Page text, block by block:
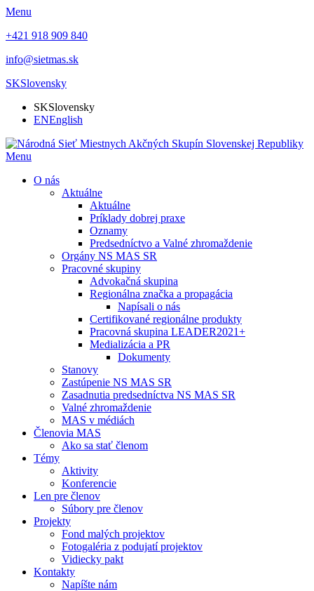
Menu
+421 918 909 840
info@sietmas.sk
SKSlovensky
SKSlovensky
ENEnglish
Menu
O nás
Aktuálne
Aktuálne
Príklady dobrej praxe
Oznamy
Predsedníctvo a Valné zhromaždenie
Orgány NS MAS SR
Pracovné skupiny
Advokačná skupina
Regionálna značka a propagácia
Napísali o nás
Certifikované regionálne produkty
Pracovná skupina LEADER2021+
Medializácia a PR
Dokumenty
Stanovy
Zastúpenie NS MAS SR
Zasadnutia predsedníctva NS MAS SR
Valné zhromaždenie
MAS v médiách
Členovia MAS
Ako sa stať členom
Témy
Aktivity
Konferencie
Len pre členov
Súbory pre členov
Projekty
Fond malých projektov
Fotogaléria z podujatí projektov
Vidiecky pakt
Kontakty
Napíšte nám